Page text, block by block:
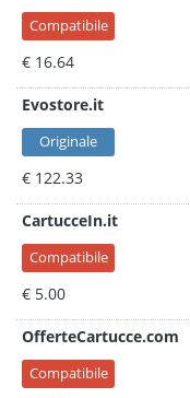
Compatibile
€ 16.64
Evostore.it
Originale
€ 122.33
CartucceIn.it
Compatibile
€ 5.00
OfferteCartucce.com
Compatibile